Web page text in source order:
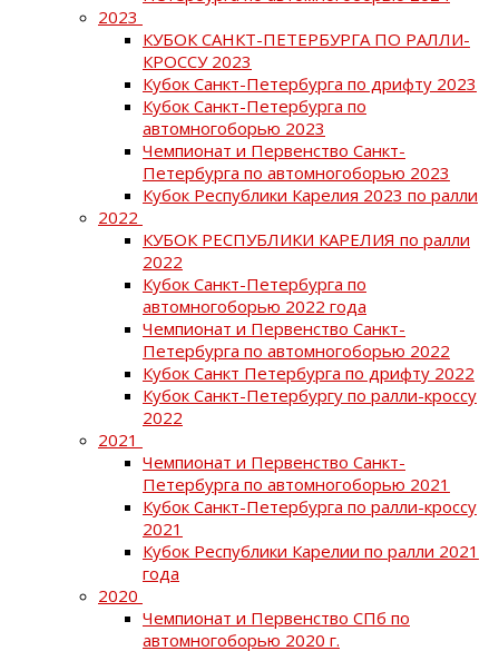
2023
КУБОК САНКТ-ПЕТЕРБУРГА ПО РАЛЛИ-
КРОССУ 2023
Кубок Санкт-Петербурга по дрифту 2023
Кубок Санкт-Петербурга по
автомногоборью 2023
Чемпионат и Первенство Санкт-
Петербурга по автомногоборью 2023
Кубок Республики Карелия 2023 по ралли
2022
КУБОК РЕСПУБЛИКИ КАРЕЛИЯ по ралли
2022
Кубок Санкт-Петербурга по
автомногоборью 2022 года
Чемпионат и Первенство Санкт-
Петербурга по автомногоборью 2022
Кубок Санкт Петербурга по дрифту 2022
Кубок Санкт-Петербургу по ралли-кроссу
2022
2021
Чемпионат и Первенство Санкт-
Петербурга по автомногоборью 2021
Кубок Санкт-Петербурга по ралли-кроссу
2021
Кубок Республики Карелии по ралли 2021
года
2020
Чемпионат и Первенство СПб по
автомногоборью 2020 г.